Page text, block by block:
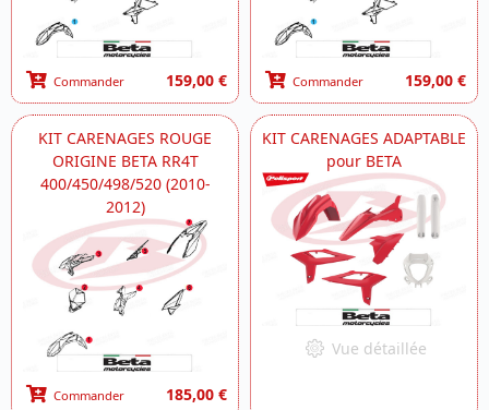
Commander 159,00 € Commander 159,00 €
KIT CARENAGES ROUGE
ORIGINE BETA RR4T
400/450/498/520 (2010-
2012)
Commander 185,00 €
KIT CARENAGES ADAPTABLE
pour BETA
Vue détaillée